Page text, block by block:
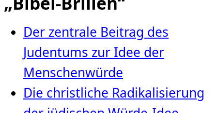
Der zentrale Beitrag des
Judentums zur Idee der
Menschenwürde
Die christliche Radikalisierung